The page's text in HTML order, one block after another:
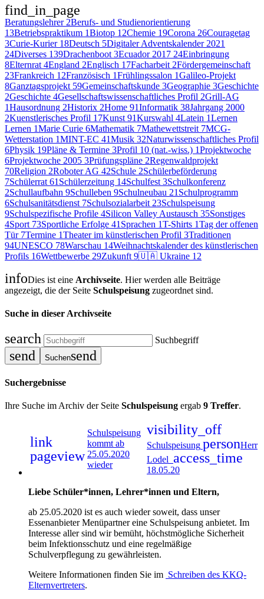
find_in_page
Beratungslehrer 2Berufs- und Studienorientierung
13Betriebspraktikum 1Biotop 12Chemie 19Corona 26Couragetag
3Curie-Kurier 18Deutsch 5Digitaler Adventskalender 2021
24Diverses 139Drachenboot 3Ecuador 2017 24Einbringung
8Elternrat 4England 2Englisch 17Facharbeit 2Fördergemeinschaft
23Frankreich 12Französisch 1Frühlingssalon 1Galileo-Projekt
8Ganztagsprojekt 59Gemeinschaftskunde 3Geographie 3Geschichte
2Geschichte 4Gesellschaftswissenschaftliches Profil 2Grill-AG
1Hausordnung 2Historix 2Home 91Informatik 38Jahrgang 2000
2Kuenstlerisches Profil 17Kunst 91Kurswahl 4Latein 1Lernen
Lernen 1Marie Curie 6Mathematik 7Mathewettstreit 7MCG-
Wetterstation 1MINT-EC 41Musik 32Naturwissenschaftliches Profil
6Physik 19Pläne & Termine 3Profil 10 (nat.-wiss.) 1Projektwoche
6Projektwoche 2005 3Prüfungspläne 2Regenwaldprojekt
70Religion 2Roboter AG 42Schule 2Schülerbeförderung
7Schülerrat 61 Schülerzeitung 14Schulfest 3Schulkonferenz
2Schullaufbahn 9Schulleben 9Schulneubau 21 Schulprogramm
6Schulsanitätsdienst 7Schulsozialarbeit 23Schulspeisung
9Schulspezifische Profile 4Silicon Valley Austausch 35Sonstiges
4Sport 73Sportliche Erfolge 41 Sprachen 1T-Shirts 1Tag der offenen
Tür 7Termine 1Theater im künstlerischen Profil 3Traditionen
94UNESCO 78Warschau 14Weihnachtskalender des künstlerischen
Profils 16Wettbewerbe 29Zukunft 9🇺🇦 Ukraine 12
infoDies ist eine Archivseite. Hier werden alle Beiträge
angezeigt, die der Seite Schulspeisung zugeordnet sind.
Suche in dieser Archivseite
search Suchbegriff
send Suchensend
Suchergebnisse
Ihre Suche im Archiv der Seite Schulspeisung ergab 9 Treffer.
link
pageview
Schulspeisung
kommt ab
25.05.2020
wieder
visibility_off
Schulspeisung personHerr
Lodel access_time
18.05.20
Liebe Schüler*innen, Lehrer*innen und Eltern,
ab 25.05.2020 ist es auch wieder soweit, dass unser
Essenanbieter Menüpartner eine Schulspeisung anbietet. Im
Interesse aller sind wir bemüht, höchstmögliche Sicherheit
beim Infektionsschutz und eine regelmäßige
Schulverpflegung zu gewährleisten.
Weitere Informationen finden Sie im Schreiben des KKQ-
Elternvertreters.